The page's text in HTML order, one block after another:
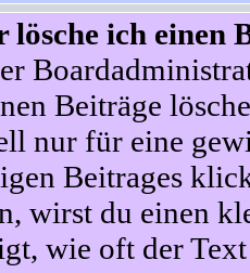
lösche ich einen
Beiträge
nur für eine
Beitrages
wirst du einen
wie oft der